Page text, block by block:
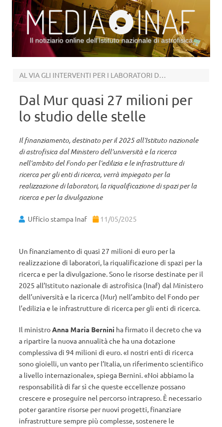
Il notiziario online dell’Istituto nazionale di astrofisica
AL VIA GLI INTERVENTI PER I LABORATORI DELL’INAF
Dal Mur quasi 27 milioni per
lo studio delle stelle
Il finanziamento, destinato per il 2025 all’Istituto nazionale
di astrofisica dal Ministero dell’università e la ricerca
nell’ambito del Fondo per l’edilizia e le infrastrutture di
ricerca per gli enti di ricerca, verrà impiegato per la
realizzazione di laboratori, la riqualificazione di spazi per la
ricerca e per la divulgazione
Ufficio stampa Inaf 11/05/2025
Un finanziamento di quasi 27 milioni di euro per la
realizzazione di laboratori, la riqualificazione di spazi per la
ricerca e per la divulgazione. Sono le risorse destinate per il
2025 all’Istituto nazionale di astrofisica (Inaf) dal Ministero
dell’università e la ricerca (Mur) nell’ambito del Fondo per
l’edilizia e le infrastrutture di ricerca per gli enti di ricerca.
Il ministroAnna Maria Bernini ha firmato il decreto che va
a ripartire la nuova annualità che ha una dotazione
complessiva di 94 milioni di euro. «I nostri enti di ricerca
sono gioielli, un vanto per l’Italia, un riferimento scientifico
a livello internazionale», spiega Bernini. «Noi abbiamo la
responsabilità di far sì che queste eccellenze possano
crescere e proseguire nel percorso intrapreso. È necessario
poter garantire risorse per nuovi progetti, finanziare
infrastrutture sempre più complesse, sostenere le